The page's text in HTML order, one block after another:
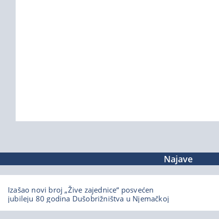
Najave
Izašao novi broj „Žive zajednice“ posvećen
jubileju 80 godina Dušobrižništva u Njemačkoj